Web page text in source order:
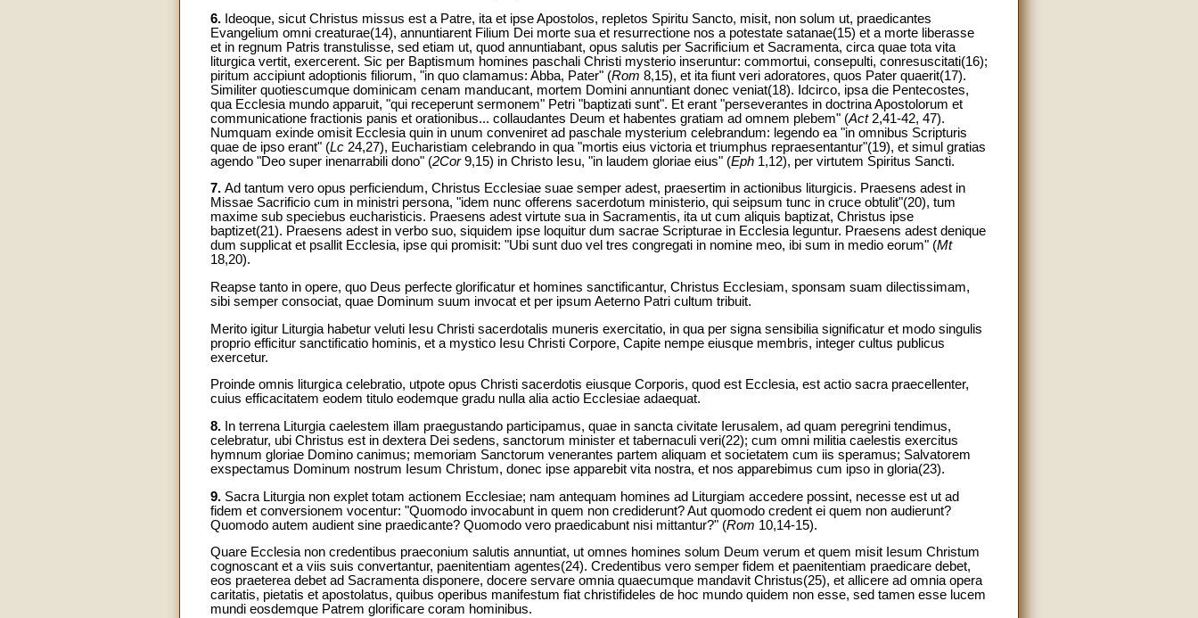
6. Ideoque, sicut Christus missus est a Patre, ita et ipse Apostolos, repletos Spiritu Sancto, misit, non solum ut, praedicantes
Evangelium omni creaturae(14), annuntiarent Filium Dei morte sua et resurrectione nos a potestate satanae(15) et a morte liberasse
et in regnum Patris transtulisse, sed etiam ut, quod annuntiabant, opus salutis per Sacrificium et Sacramenta, circa quae tota vita
liturgica vertit, exercerent. Sic per Baptismum homines paschali Christi mysterio inseruntur: commortui, consepulti, conresuscitati(16);
piritum accipiunt adoptionis filiorum, "in quo clamamus: Abba, Pater" (Rom 8,15), et ita fiunt veri adoratores, quos Pater quaerit(17).
Similiter quotiescumque dominicam cenam manducant, mortem Domini annuntiant donec veniat(18). Idcirco, ipsa die Pentecostes,
qua Ecclesia mundo apparuit, "qui receperunt sermonem" Petri "baptizati sunt". Et erant "perseverantes in doctrina Apostolorum et
communicatione fractionis panis et orationibus... collaudantes Deum et habentes gratiam ad omnem plebem" (Act2,41-42, 47).
Numquam exinde omisit Ecclesia quin in unum conveniret ad paschale mysterium celebrandum: legendo ea "in omnibus Scripturis
quae de ipso erant" (Lc 24,27), Eucharistiam celebrando in qua "mortis eius victoria et triumphus repraesentantur"(19), et simul gratias
agendo "Deo super inenarrabili dono" (2Cor9,15) in Christo Iesu, "in laudem gloriae eius" (Eph 1,12), per virtutem Spiritus Sancti.
7. Ad tantum vero opus perficiendum, Christus Ecclesiae suae semper adest, praesertim in actionibus liturgicis. Praesens adest in
Missae Sacrificio cum in ministri persona, "idem nunc offerens sacerdotum ministerio, qui seipsum tunc in cruce obtulit"(20), tum
maxime sub speciebus eucharisticis. Praesens adest virtute sua in Sacramentis, ita ut cum aliquis baptizat, Christus ipse
baptizet(21). Praesens adest in verbo suo, siquidem ipse loquitur dum sacrae Scripturae in Ecclesia leguntur. Praesens adest denique
dum supplicat et psallit Ecclesia, ipse qui promisit: "Ubi sunt duo vel tres congregati in nomine meo, ibi sum in medio eorum" (Mt
18,20).
Reapse tanto in opere, quo Deus perfecte glorificatur et homines sanctificantur, Christus Ecclesiam, sponsam suam dilectissimam,
sibi semper consociat, quae Dominum suum invocat et per ipsum Aeterno Patri cultum tribuit.
Merito igitur Liturgia habetur veluti Iesu Christi sacerdotalis muneris exercitatio, in qua per signa sensibilia significatur et modo singulis
proprio efficitur sanctificatio hominis, et a mystico Iesu Christi Corpore, Capite nempe eiusque membris, integer cultus publicus
exercetur.
Proinde omnis liturgica celebratio, utpote opus Christi sacerdotis eiusque Corporis, quod est Ecclesia, est actio sacra praecellenter,
cuius efficacitatem eodem titulo eodemque gradu nulla alia actio Ecclesiae adaequat.
8. In terrena Liturgia caelestem illam praegustando participamus, quae in sancta civitate Ierusalem, ad quam peregrini tendimus,
celebratur, ubi Christus est in dextera Dei sedens, sanctorum minister et tabernaculi veri(22); cum omni militia caelestis exercitus
hymnum gloriae Domino canimus; memoriam Sanctorum venerantes partem aliquam et societatem cum iis speramus; Salvatorem
exspectamus Dominum nostrum Iesum Christum, donec ipse apparebit vita nostra, et nos apparebimus cum ipso in gloria(23).
9. Sacra Liturgia non explet totam actionem Ecclesiae; nam antequam homines ad Liturgiam accedere possint, necesse est ut ad
fidem et conversionem vocentur: "Quomodo invocabunt in quem non crediderunt? Aut quomodo credent ei quem non audierunt?
Quomodo autem audient sine praedicante? Quomodo vero praedicabunt nisi mittantur?" (Rom 10,14-15).
Quare Ecclesia non credentibus praeconium salutis annuntiat, ut omnes homines solum Deum verum et quem misit Iesum Christum
cognoscant et a viis suis convertantur, paenitentiam agentes(24). Credentibus vero semper fidem et paenitentiam praedicare debet,
eos praeterea debet ad Sacramenta disponere, docere servare omnia quaecumque mandavit Christus(25), et allicere ad omnia opera
caritatis, pietatis et apostolatus, quibus operibus manifestum fiat christifideles de hoc mundo quidem non esse, sed tamen esse lucem
mundi eosdemque Patrem glorificare coram hominibus.